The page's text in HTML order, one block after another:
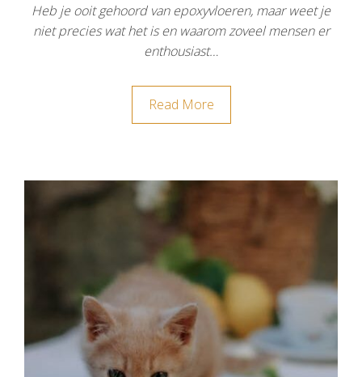
Heb je ooit gehoord van epoxyvloeren, maar weet je
niet precies wat het is en waarom zoveel mensen er
enthousiast…
Read More